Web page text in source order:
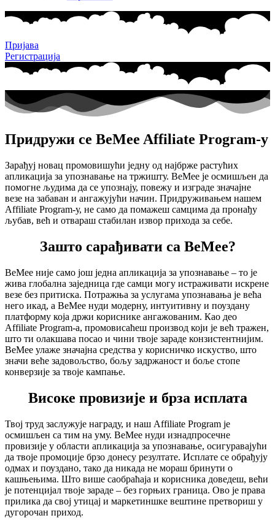
Пријава
Регистрација
Придружи се BeMee Affiliate Program-у
Зарађуј новац промовишући једну од најбрже растућих
апликација за упознавање на тржишту. BeMee је осмишљен да
помогне људима да се упознају, повежу и изграде значајне
везе на забаван и ангажујући начин. Придруживањем нашем
Affiliate Program-у, не само да помажеш самцима да пронађу
љубав, већ и отвараш стабилан извор прихода за себе.
Зашто сарађивати са BeMee?
BeMee није само још једна апликација за упознавање – то је
жива глобална заједница где самци могу истраживати искрене
везе без притиска. Потражња за услугама упознавања је већа
него икад, а BeMee нуди модерну, интуитивну и поуздану
платформу која држи кориснике ангажованим. Као део
Affiliate Program-а, промовисаћеш производ који је већ тражен,
што ти олакшава посао и чини твоје зараде конзистентнијим.
BeMee улаже значајна средства у корисничко искуство, што
значи веће задовољство, бољу задржаност и боље стопе
конверзије за твоје кампање.
Високе провизије и брза исплата
Твој труд заслужује награду, и наш Affiliate Program је
осмишљен са тим на уму. BeMee нуди изнадпросечне
провизије у области апликација за упознавање, осигуравајући
да твоје промоције брзо донесу резултате. Исплате се обрађују
одмах и поуздано, тако да никада не мораш бринути о
кашњењима. Што више саобраћаја и корисника доведеш, већи
је потенцијал твоје зараде – без горњих граница. Ово је права
прилика да свој утицај и маркетиншке вештине претвориш у
дугорочан приход.